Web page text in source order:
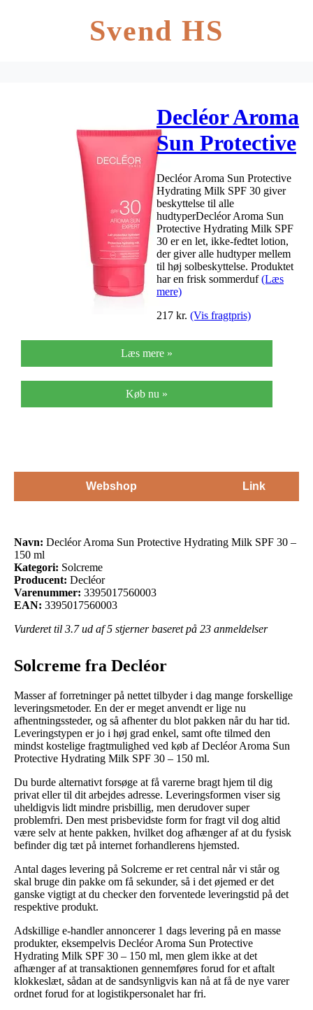
Svend HS
Decléor Aroma
Sun Protective
Hydrating
Milk SPF 30 –
150 ml
Decléor Aroma Sun Protective
Hydrating Milk SPF 30 giver
beskyttelse til alle
hudtyperDecléor Aroma Sun
Protective Hydrating Milk SPF
30 er en let, ikke-fedtet lotion,
der giver alle hudtyper mellem
til høj solbeskyttelse. Produktet
har en frisk sommerduf(Læs
mere)
217 kr. (Vis fragtpris)
Læs mere »
Køb nu »
Webshop Link
Navn: Decléor Aroma Sun Protective Hydrating Milk SPF 30 –
150 ml
Kategori: Solcreme
Producent: Decléor
Varenummer: 3395017560003
EAN: 3395017560003
Vurderet til 3.7ud af 5 stjerner baseret på 23 anmeldelser
Solcreme fra Decléor
Masser af forretninger på nettet tilbyder i dag mange forskellige
leveringsmetoder. En der er meget anvendt er lige nu
afhentningssteder, og så afhenter du blot pakken når du har tid.
Leveringstypen er jo i høj grad enkel, samt ofte tilmed den
mindst kostelige fragtmulighed ved køb af Decléor Aroma Sun
Protective Hydrating Milk SPF 30 – 150 ml.
Du burde alternativt forsøge at få varerne bragt hjem til dig
privat eller til dit arbejdes adresse. Leveringsformen viser sig
uheldigvis lidt mindre prisbillig, men derudover super
problemfri. Den mest prisbevidste form for fragt vil dog altid
være selv at hente pakken, hvilket dog afhænger af at du fysisk
befinder dig tæt på internet forhandlerens hjemsted.
Antal dages levering på Solcreme er ret central når vi står og
skal bruge din pakke om få sekunder, så i det øjemed er det
ganske vigtigt at du checker den forventede leveringstid på det
respektive produkt.
Adskillige e-handler annoncerer 1 dags levering på en masse
produkter, eksempelvis Decléor Aroma Sun Protective
Hydrating Milk SPF 30 – 150 ml, men glem ikke at det
afhænger af at transaktionen gennemføres forud for et aftalt
klokkeslæt, sådan at de sandsynligvis kan nå at få de nye varer
ordnet forud for at logistikpersonalet har fri.